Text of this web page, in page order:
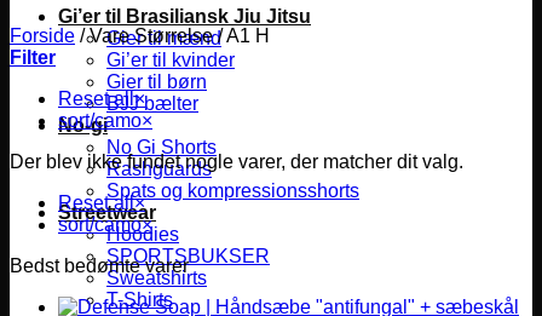
Gi’er til Brasiliansk Jiu Jitsu
Gier til mænd
Gi’er til kvinder
Gier til børn
BJJ bælter
No-gi
No Gi Shorts
Rashguards
Spats og kompressionsshorts
Streetwear
Hoodies
SPORTSBUKSER
Sweatshirts
T-Shirts
Forside /Vare Størrelse/A1 H
Filter
Reset all×
sort/camo×
Der blev ikke fundet nogle varer, der matcher dit valg.
Reset all×
sort/camo×
Bedst bedømte varer